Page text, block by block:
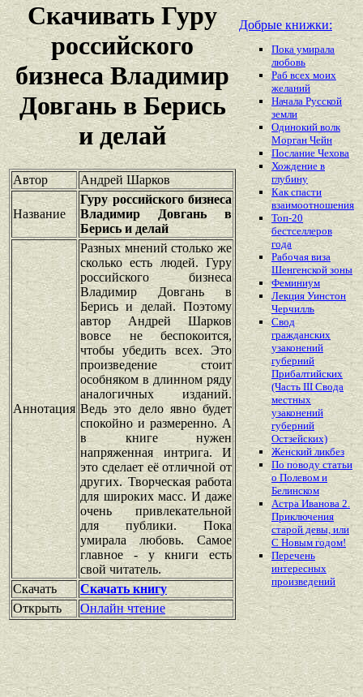
Скачивать Гуру
российского
бизнеса Владимир
Довгань в Берись
и делай
Автор Андрей Шарков
Название
Гуру российского бизнеса
Владимир Довгань в
Берись и делай
Аннотация
Разных мнений столько же
сколько есть людей. Гуру
российского бизнеса
Владимир Довгань в
Берись и делай. Поэтому
автор Андрей Шарков
вовсе не беспокоится,
чтобы убедить всех. Это
произведение стоит
особняком в длинном ряду
аналогичных изданий.
Ведь это дело явно будет
спокойно и размеренно. А
в книге нужен
напряженная интрига. И
это сделает её отличной от
других. Творческая работа
для широких масс. И даже
очень привлекательной
для публики. Пока
умирала любовь. Самое
главное - у книги есть
свой читатель.
Скачать
Скачать книгу
Открыть
Онлайн чтение
Добрые книжки:
Пока умирала
любовь
Раб всех моих
желаний
Начала Русской
земли
Одинокий волк
Морган Чейн
Послание Чехова
Хождение в
глубину
Как спасти
взаимоотношения
Топ-20
бестселлеров
года
Рабочая виза
Шенгенской зоны
Феминиум
Лекция Уинстон
Черчилль
Свод
гражданских
узаконений
губерний
Прибалтийских
(Часть III Свода
местных
узаконений
губерний
Остзейских)
Женский ликбез
По поводу статьи
о Полевом и
Белинском
Астра Иванова 2.
Приключения
старой девы, или
С Новым годом!
Перечень
интересных
произведений